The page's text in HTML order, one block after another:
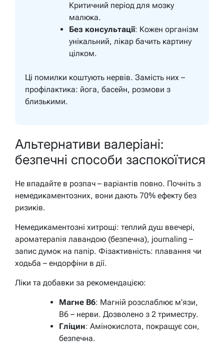
Критичний період для мозку
малюка.
Без консультації: Кожен організм
унікальний, лікар бачить картину
цілком.
Ці помилки коштують нервів. Замість них –
профілактика: йога, басейн, розмови з
близькими.
Альтернативи валеріані:
безпечні способи заспокоїтися
Не впадайте в розпач – варіантів повно. Почніть з
немедикаментозних, вони дають 70% ефекту без
ризиків.
Немедикаментозні хитрощі: теплий душ ввечері,
ароматерапія лавандою (безпечна), journaling –
запис думок на папір. Фізактивність: плавання чи
ходьба – ендорфіни в дії.
Ліки та добавки за рекомендацією:
Магне B6: Магній розслаблює м’язи,
В6 – нерви. Дозволено з 2 триместру.
Гліцин: Амінокислота, покращує сон,
безпечна.